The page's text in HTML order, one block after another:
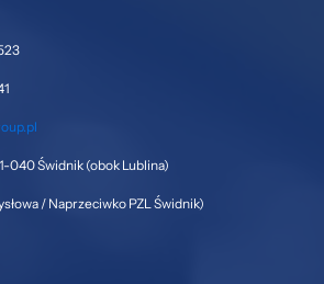
040 Świdnik (obok Lublina)
/ Naprzeciwko PZL Świdnik)